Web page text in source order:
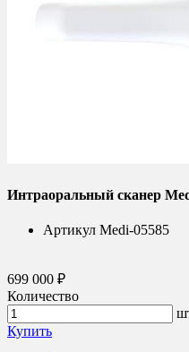
Интраоральный сканер
Артикул Medi-05585
699 000 ₽
Количество
Купить